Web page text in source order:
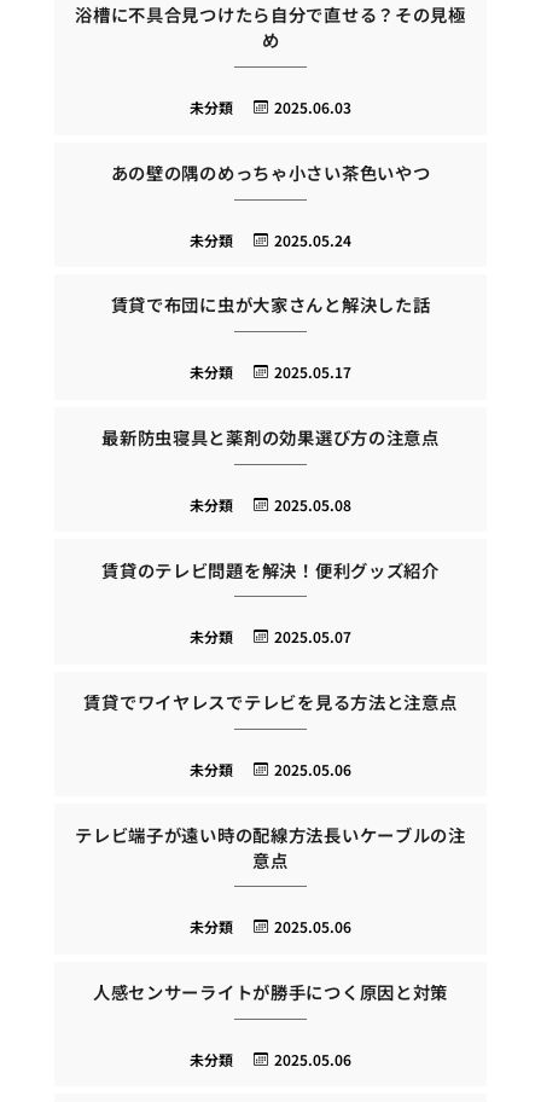
浴槽に不具合見つけたら自分で直せる？その見極
め
2025.06.03
未分類
あの壁の隅のめっちゃ小さい茶色いやつ
2025.05.24
未分類
賃貸で布団に虫が大家さんと解決した話
2025.05.17
未分類
最新防虫寝具と薬剤の効果選び方の注意点
2025.05.08
未分類
賃貸のテレビ問題を解決！便利グッズ紹介
2025.05.07
未分類
賃貸でワイヤレスでテレビを見る方法と注意点
2025.05.06
未分類
テレビ端子が遠い時の配線方法長いケーブルの注
意点
2025.05.06
未分類
人感センサーライトが勝手につく原因と対策
2025.05.06
未分類